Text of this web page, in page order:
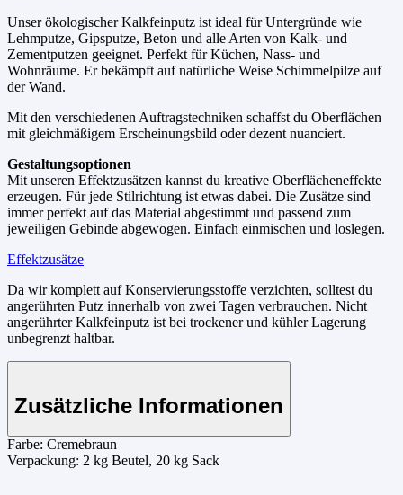
Unser ökologischer Kalkfeinputz ist ideal für Untergründe wie
Lehmputze, Gipsputze, Beton und alle Arten von Kalk- und
Zementputzen geeignet. Perfekt für Küchen, Nass- und
Wohnräume. Er bekämpft auf natürliche Weise Schimmelpilze auf
der Wand.
Mit den verschiedenen Auftragstechniken schaffst du Oberflächen
mit gleichmäßigem Erscheinungsbild oder dezent nuanciert.
Gestaltungsoptionen
Mit unseren Effektzusätzen kannst du kreative Oberflächeneffekte
erzeugen. Für jede Stilrichtung ist etwas dabei. Die Zusätze sind
immer perfekt auf das Material abgestimmt und passend zum
jeweiligen Gebinde abgewogen. Einfach einmischen und loslegen.
Effektzusätze
Da wir komplett auf Konservierungsstoffe verzichten, solltest du
angerührten Putz innerhalb von zwei Tagen verbrauchen. Nicht
angerührter Kalkfeinputz ist bei trockener und kühler Lagerung
unbegrenzt haltbar.
Zusätzliche Informationen
Farbe: Cremebraun
Verpackung: 2 kg Beutel, 20 kg Sack